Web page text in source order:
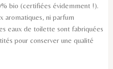
bio (certifiées évidemment !).
aromatiques, ni parfum
eaux de toilette sont fabriquées
pour conserver une qualité